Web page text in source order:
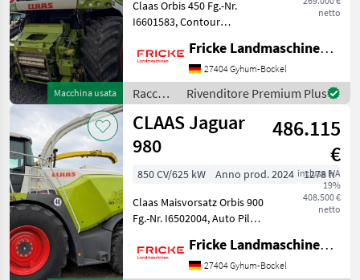
Macchina usata
netto
Claas Orbis 450 Fg.-Nr.
I6601583, Contour
Transportschutz, 2 Gang
Schaltgetriebe, V Classic 24
Messertrommel, Korn
CRacker M 80/100,
Auswurfkrümmerbe
Fricke Landmaschinen GmbH
27404 Gyhum-Bockel
Raccolto
agricolo
/ Claas
Rivenditore Premium Plus
CLAAS Jaguar
980
486.115
€
inclusa IVA
19%
408.500 €
netto
850 CV/625 kW Anno prod. 2024
1278 h
Claas Maisvorsatz Orbis 900
Fg.-Nr. I6502004, Auto Pilot,
automatischer
Transportschutz, Auto
Fricke Landmaschinen GmbH
27404 Gyhum-Bockel